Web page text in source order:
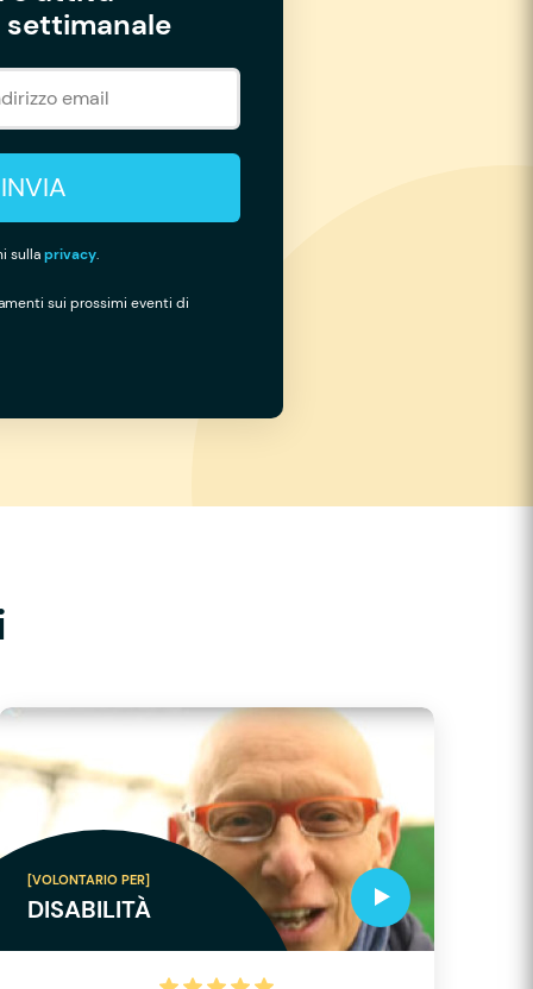
INVIA
sullaprivacy.
sui prossimi eventi di
[VOLONTARIO PER]
DISABILITÀ